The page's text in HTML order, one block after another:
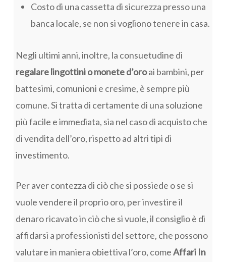
Costo di una cassetta di sicurezza presso una
banca locale, se non si vogliono tenere in casa.
Negli ultimi anni, inoltre, la consuetudine di
regalare lingottini o monete d’oroai bambini, per
battesimi, comunioni e cresime, è sempre più
comune. Si tratta di certamente di una soluzione
più facile e immediata, sia nel caso di acquisto che
di vendita dell’oro, rispetto ad altri tipi di
investimento.
Per aver contezza di ciò che si possiede o se si
vuole vendere il proprio oro, per investire il
denaro ricavato in ciò che si vuole, il consiglio è di
affidarsi a professionisti del settore, che possono
valutare in maniera obiettiva l’oro, comeAffari In